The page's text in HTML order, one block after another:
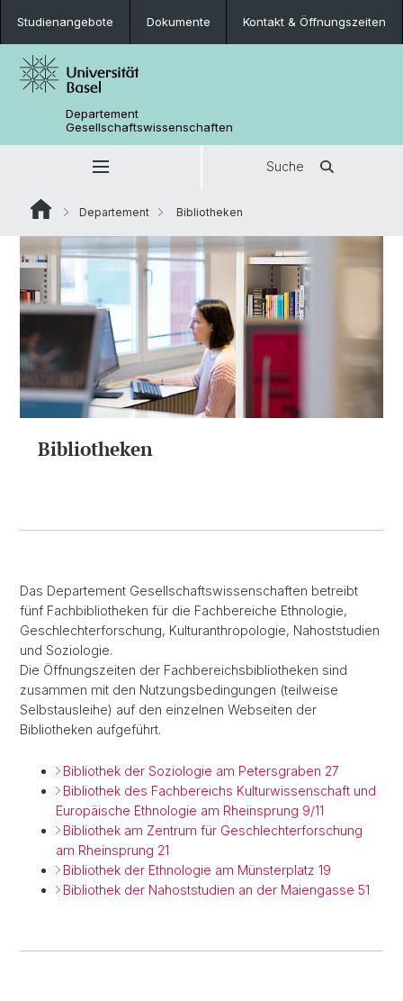
Studienangebote Dokumente Kontakt & Öffnungszeiten
Departement
Gesellschaftswissenschaften
Suche
Departement Bibliotheken
Bibliotheken
Das Departement Gesellschaftswissenschaften betreibt
fünf Fachbibliotheken für die Fachbereiche Ethnologie,
Geschlechterforschung, Kulturanthropologie, Nahoststudien
und Soziologie.
Die Öffnungszeiten der Fachbereichsbibliotheken sind
zusammen mit den Nutzungsbedingungen (teilweise
Selbstausleihe) auf den einzelnen Webseiten der
Bibliotheken aufgeführt.
Bibliothek der Soziologie am Petersgraben 27
Bibliothek des Fachbereichs Kulturwissenschaft und
Europäische Ethnologie am Rheinsprung 9/11
Bibliothek am Zentrum für Geschlechterforschung
am Rheinsprung 21
Bibliothek der Ethnologie am Münsterplatz 19
Bibliothek der Nahoststudien an der Maiengasse 51